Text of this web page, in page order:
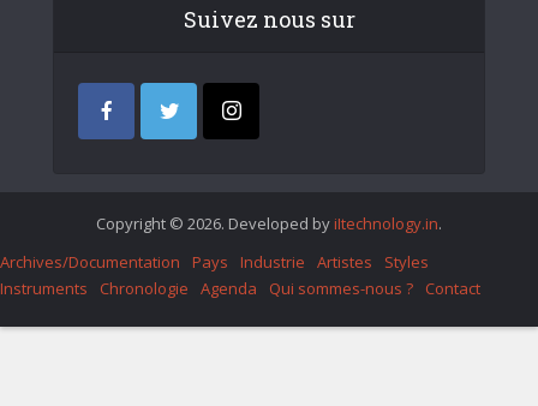
Suivez nous sur
Copyright © 2026. Developed by iItechnology.in.
Archives/Documentation
Pays Industrie Artistes
Styles
Instruments
Chronologie Agenda Qui sommes-nous ? Contact